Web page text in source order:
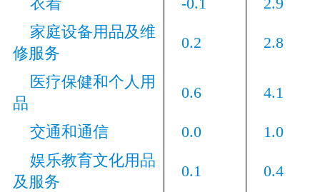
家庭设备用品及维
修服务
0.2 2.8
医疗保健和个人用
品
0.6 4.1
交通和通信 0.0
1.0
娱乐教育文化用品
及服务
0.1 0.4